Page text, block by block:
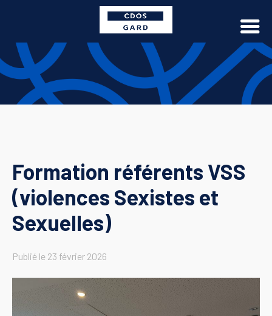
Formation référents VSS
(violences Sexistes et
Sexuelles)
Publié le 23 février 2026